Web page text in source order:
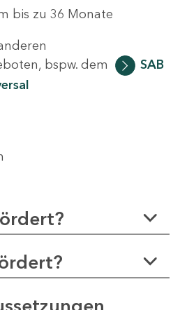
bis zu 36 Monate
bspw. dem
SAB